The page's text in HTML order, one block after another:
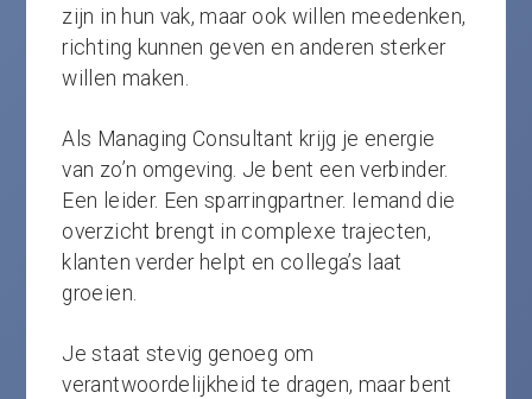
zijn in hun vak, maar ook willen meedenken,
richting kunnen geven en anderen sterker
willen maken.
Als Managing Consultant krijg je energie
van zo’n omgeving. Je bent een verbinder.
Een leider. Een sparringpartner. Iemand die
overzicht brengt in complexe trajecten,
klanten verder helpt en collega’s laat
groeien.
Je staat stevig genoeg om
verantwoordelijkheid te dragen, maar bent